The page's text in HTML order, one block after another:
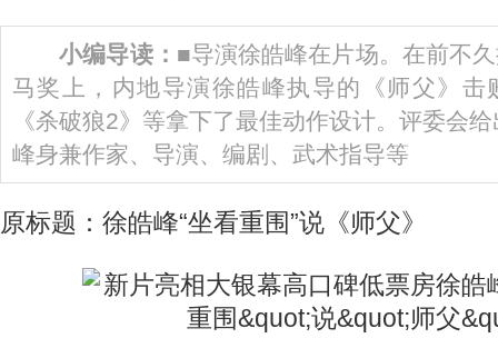
小编导读： ■导演徐皓峰在片场。在前不
马奖上，内地导演徐皓峰执导的《师父》击
《杀破狼2》等拿下了最佳动作设计。评委会
峰身兼作家、导演、编剧、武术指导等
原标题：徐皓峰“坐看重围”说《师父》